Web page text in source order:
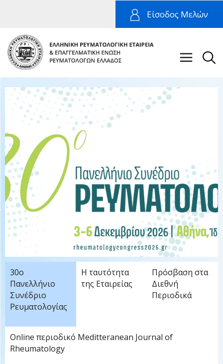
Είσοδος Μελών
30ο
Πανελλήνιο
Συνέδριο
Ρευματολογίας
Η ταυτότητα
της Εταιρείας
Πρόσβαση στα
Διεθνή
Περιοδικά
Online περιοδικό Meditteranean Journal of
Rheumatology